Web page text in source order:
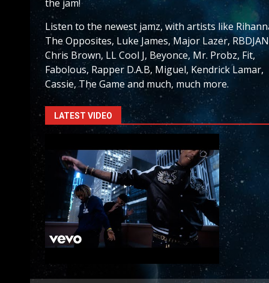
the jam!
Listen to the newest jamz, with artists like
The Opposites, Luke James, Major Lazer,
Chris Brown, LL Cool J, Beyonce, Mr. Probz, Fit,
Fabolous, Rapper D.A.B, Miguel, Kendrick Lamar,
Cassie, The Game and much, much more.
LATEST VIDEO